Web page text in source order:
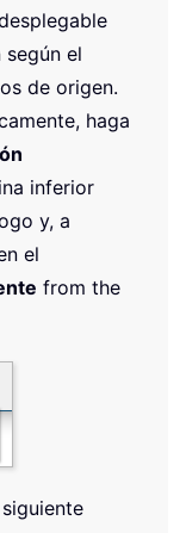
el
de origen.
haga
inferior
y, a
el
from the